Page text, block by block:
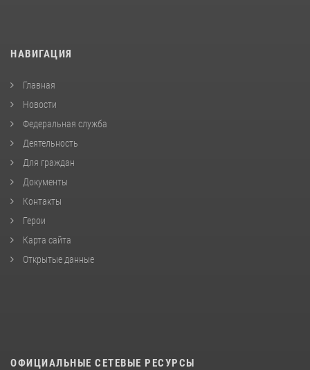
НАВИГАЦИЯ
Главная
Новости
Федеральная служба
Деятельность
Для граждан
Документы
Контакты
Герои
Карта сайта
Открытые данные
ОФИЦИАЛЬНЫЕ СЕТЕВЫЕ РЕСУРСЫ